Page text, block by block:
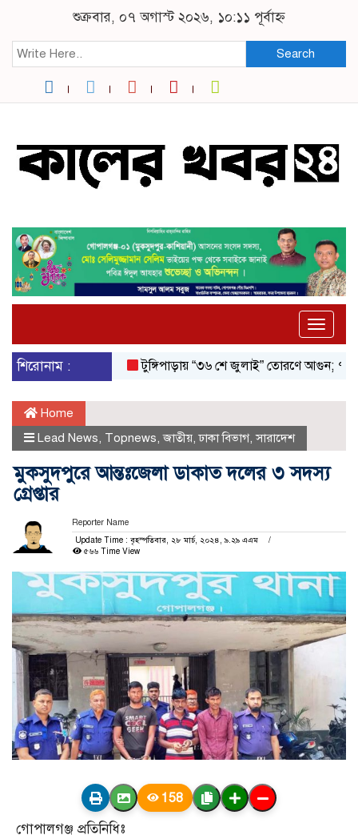
শুক্রবার, ০৭ অগাস্ট ২০২৬, ১০:১১ পূর্বাহ্ন
Search
Toggle
শিরোনাম :
টুঙ্গিপাড়ায় “৩৬ শে জুলাই” তোরণে আগুন; ৭৫
Home
Lead News, Topnews,জাতীয়,ঢাকা বিভাগ,সারাদেশ
মুকসুদপুরে আন্তঃজেলা ডাকাত দলের ৩ সদস্য
গ্রেপ্তার
Reporter Name
Update Time : বৃহস্পতিবার, ২৮ মার্চ, ২০২৪, ৯.২৯ এএম
৫৬৬ Time View
158
গোপালগঞ্জ প্রতিনিধিঃ